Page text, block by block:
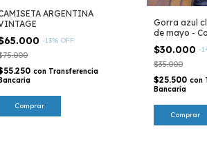
ARGENTINA
-13% OFF
con Transferencia
Bancaria
Comprar
Gorra azul
de mayo -
$30.000 -
$35.000
$25.500 con
Bancaria